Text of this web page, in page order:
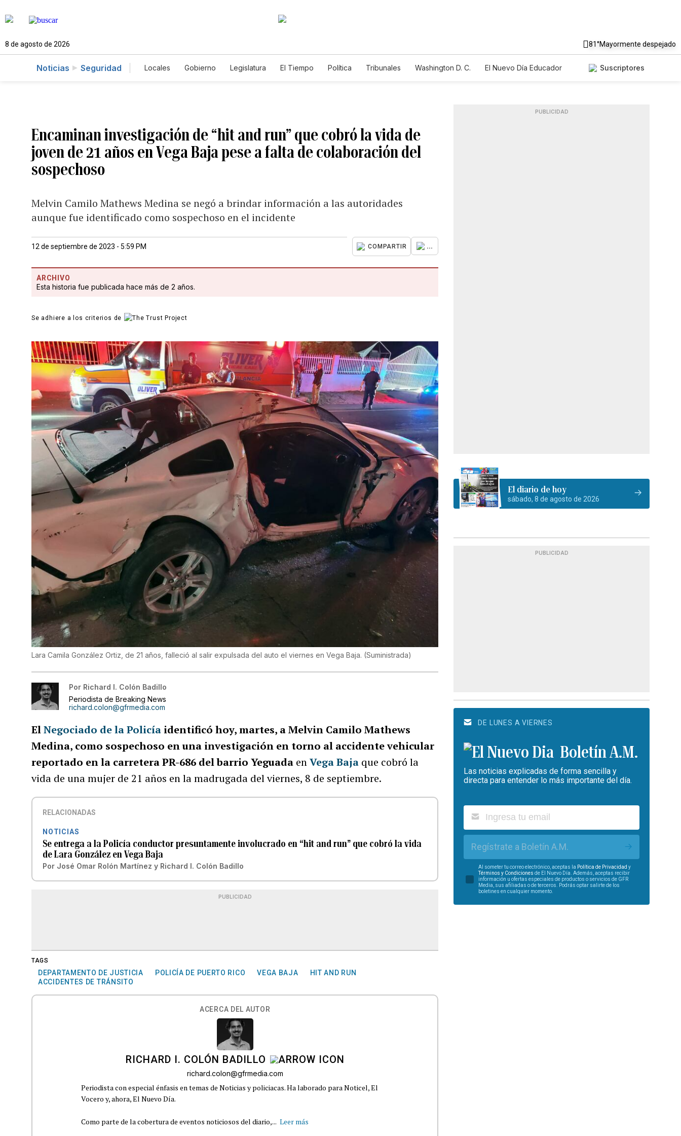
8 de agosto de 2026 81°Mayormente despejado
Noticias Seguridad Locales Gobierno Legislatura El Tiempo Política Tribunales Washington D. C.
El Nuevo Día Educador
Suscriptores
Encaminan investigación de “hit and run” que cobró la vida de
joven de 21 años en Vega Baja pese a falta de colaboración del
sospechoso
Melvin Camilo Mathews Medina se negó a brindar información a las autoridades
aunque fue identificado como sospechoso en el incidente
12 de septiembre de 2023 - 5:59 PM COMPARTIR ...
ARCHIVO
Esta historia fue publicada hace más de 2 años.
Se adhiere a los criterios de
Lara Camila González Ortiz, de 21 años, falleció al salir expulsada del auto el viernes en Vega Baja. (Suministrada)
Por Richard I. Colón Badillo
Periodista de Breaking News
richard.colon@gfrmedia.com
ElNegociado de la Policía identificó hoy, martes, a Melvin Camilo Mathews
Medina, como sospechoso en una investigación en torno al accidente vehicular
reportado en la carretera PR-686 del barrio Yeguada enVega Baja que cobró la
vida de una mujer de 21 años en la madrugada del viernes, 8 de septiembre.
RELACIONADAS
NOTICIAS
Se entrega a la Policía conductor presuntamente involucrado en “hit and run” que cobró la vida
de Lara González en Vega Baja
Por José Omar Rolón Martínez y Richard I. Colón Badillo
PUBLICIDAD
TAGS
DEPARTAMENTO DE JUSTICIA POLICÍA DE PUERTO RICO VEGA BAJA
HIT AND RUN
ACCIDENTES DE TRÁNSITO
ACERCA DEL AUTOR
RICHARD I. COLÓN BADILLO
richard.colon@gfrmedia.com
Periodista con especial énfasis en temas de Noticias y policiacas. Ha laborado para Noticel, El
Vocero y, ahora, El Nuevo Día.
Como parte de la cobertura de eventos noticiosos del diario,... Leer más
PUBLICIDAD
El diario de hoy
sábado, 8 de agosto de 2026
PUBLICIDAD
DE LUNES A VIERNES
Boletín A.M.
Las noticias explicadas de forma sencilla y
directa para entender lo más importante del día.
Regístrate a Boletín A.M.
Al someter tu correo electrónico, aceptas la Política de Privacidad y
Términos y Condiciones de El Nuevo Día. Además, aceptas recibir
información u ofertas especiales de productos o servicios de GFR
Media, sus afiliadas o de terceros. Podrás optar salirte de los
boletines en cualquier momento.